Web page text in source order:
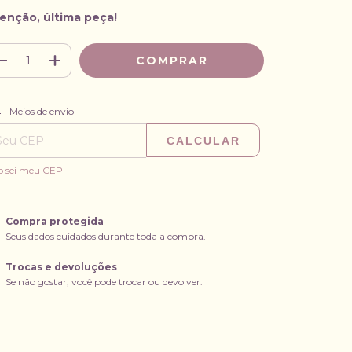
última peça!
para o CEP:
Meios de envio
CALCULAR
sei meu CEP
Compra protegida
Seus dados cuidados durante toda a compra.
Trocas e devoluções
Se não gostar, você pode trocar ou devolver.